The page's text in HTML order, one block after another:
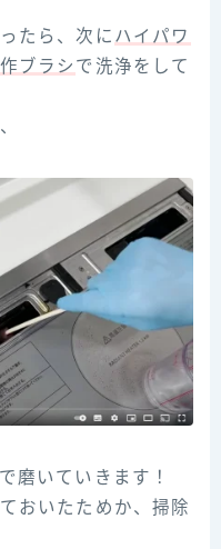
たら、次に ハイパワ
ブラシ で洗浄をして
磨いていきます！
おいたためか、掃除